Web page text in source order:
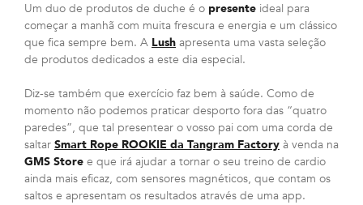
Um duo de produtos de duche é o presente ideal para
começar a manhã com muita frescura e energia e um clássico
que fica sempre bem. A Lush apresenta uma vasta seleção
de produtos dedicados a este dia especial.
Diz-se também que exercício faz bem à saúde. Como de
momento não podemos praticar desporto fora das “quatro
paredes”, que tal presentear o vosso pai com uma corda de
saltar Smart Rope ROOKIE da Tangram Factory à venda na
GMS Store e que irá ajudar a tornar o seu treino de cardio
ainda mais eficaz, com sensores magnéticos, que contam os
saltos e apresentam os resultados através de uma app.